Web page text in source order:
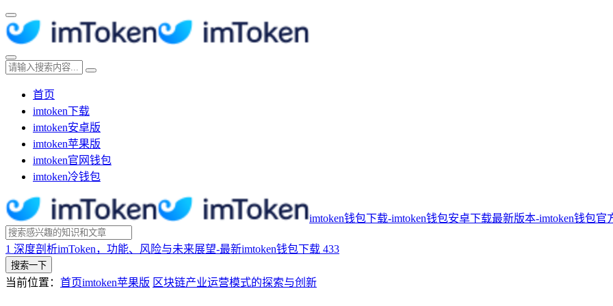
首页
imtoken下载
imtoken安卓版
imtoken苹果版
imtoken官网钱包
imtoken冷钱包
imtoken钱包下载-imtoken钱包安卓下载最新版本-imtoken钱包官
1 深度剖析imToken，功能、风险与未来展望-最新imtoken钱包下载 433
搜索一下
当前位置： 首页imtoken苹果版 区块链产业运营模式的探索与创新